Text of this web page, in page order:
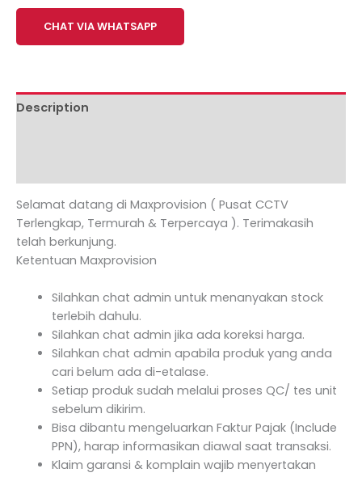
CHAT VIA WHATSAPP
Description
Selamat datang di Maxprovision ( Pusat CCTV
Terlengkap, Termurah & Terpercaya ). Terimakasih
telah berkunjung.
Ketentuan Maxprovision
Silahkan chat admin untuk menanyakan stock
terlebih dahulu.
Silahkan chat admin jika ada koreksi harga.
Silahkan chat admin apabila produk yang anda
cari belum ada di-etalase.
Setiap produk sudah melalui proses QC/ tes unit
sebelum dikirim.
Bisa dibantu mengeluarkan Faktur Pajak (Include
PPN), harap informasikan diawal saat transaksi.
Klaim garansi & komplain wajib menyertakan